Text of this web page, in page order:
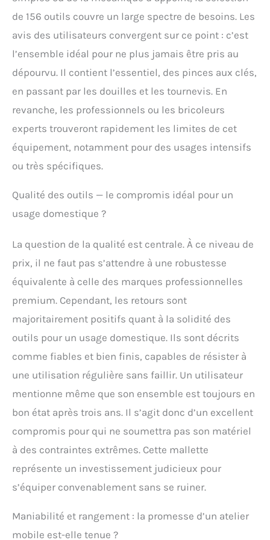
après utilisation |
Bandes velcro et
élastiques assurant une
fixation sécurisée des
outils | Chiffres extra
larges sur les douilles
ENSEMBLE COMPLET:
Pinces pour chaque
utilisation | Tout ce qui
embouts, tournevis et
comme marteau, scie,
de 156 outils couvre un large spectre de besoins. Les
avis des utilisateurs convergent sur ce point : c’est
l’ensemble idéal pour ne plus jamais être pris au
dépourvu. Il contient l’essentiel, des pinces aux clés,
en passant par les douilles et les tournevis. En
revanche, les professionnels ou les bricoleurs
experts trouveront rapidement les limites de cet
équipement, notamment pour des usages intensifs
ou très spécifiques.
Qualité des outils — le compromis idéal pour un
usage domestique ?
La question de la qualité est centrale. À ce niveau de
prix, il ne faut pas s’attendre à une robustesse
équivalente à celle des marques professionnelles
premium. Cependant, les retours sont
majoritairement positifs quant à la solidité des
outils pour un usage domestique. Ils sont décrits
comme fiables et bien finis, capables de résister à
une utilisation régulière sans faillir. Un utilisateur
mentionne même que son ensemble est toujours en
bon état après trois ans. Il s’agit donc d’un excellent
compromis pour qui ne soumettra pas son matériel
à des contraintes extrêmes. Cette mallette
représente un investissement judicieux pour
s’équiper convenablement sans se ruiner.
Maniabilité et rangement : la promesse d’un atelier
mobile est-elle tenue ?